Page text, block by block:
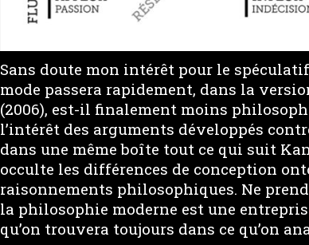
Sans doute mon intérêt pour le
mode passera rapidement, dans la
(2006), est-il finalement moins
l’intérêt des arguments développés
dans une même boîte tout ce qui suit
occulte les différences de conception
raisonnements philosophiques. Ne
la philosophie moderne est une
qu’on trouvera toujours dans ce qu’on